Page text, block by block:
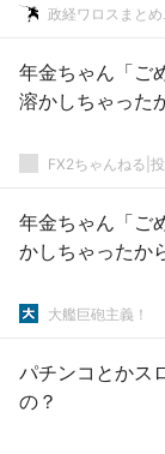
政経ワロスまと
年金ちゃん「ご
溶かしちゃった
FX2ちゃんねる|
年金ちゃん「ご
かしちゃったか
大艦巨砲主義！
パチンコとかス
の？